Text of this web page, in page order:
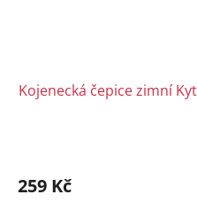
Kojenecká čepice zimní
259 Kč